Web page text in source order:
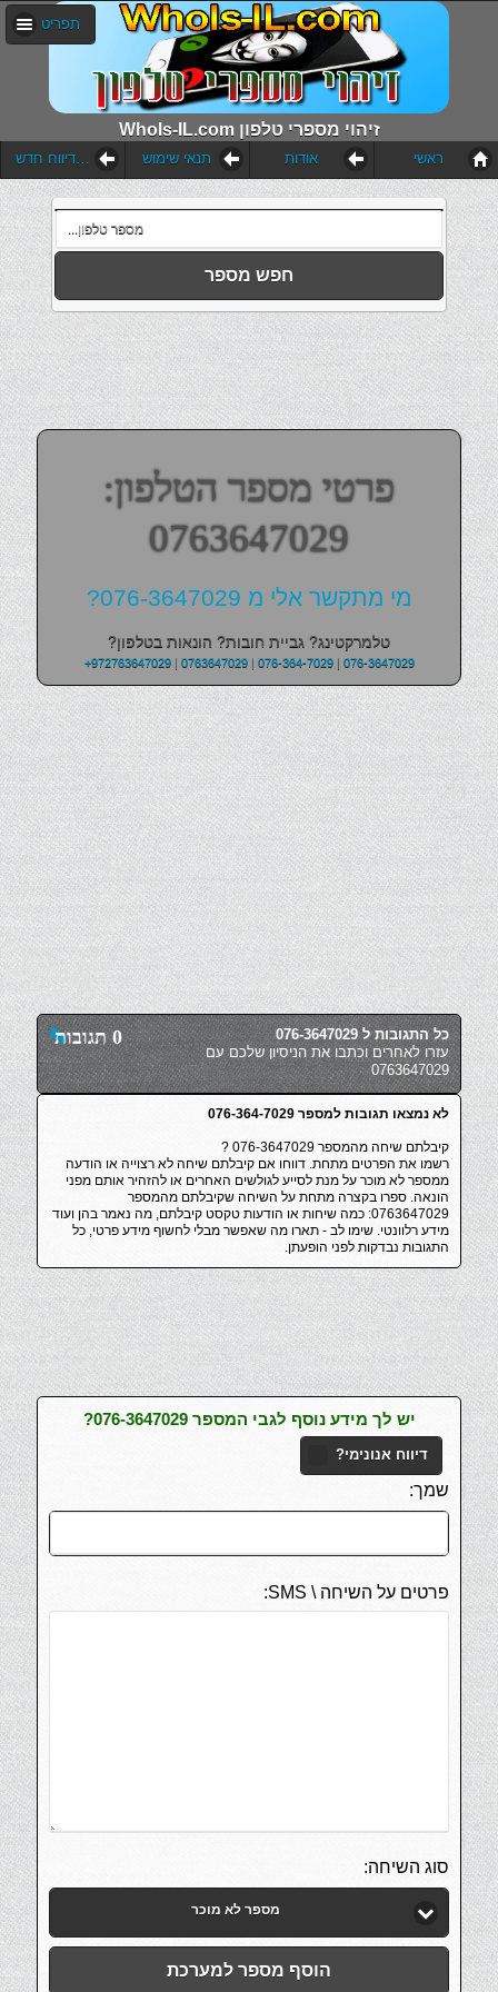
WhoIs-IL.com זיהוי מספרי טלפון
תפריט
הוסף דיווח חדש תנאי שימוש אודות ראשי
חפש מספר
פרטי מספר הטלפון:
0763647029
מי מתקשר אלי מ 076-3647029?
טלמרקטינג? גביית חובות? הונאות בטלפון?
+972763647029| 0763647029| 076-364-7029| 076-3647029
0 תגובות
כל התגובות ל 076-3647029
עזרו לאחרים וכתבו את הניסיון שלכם עם
0763647029
לא נמצאו תגובות למספר 076-364-7029
קיבלתם שיחה מהמספר 076-3647029 ?
רשמו את הפרטים מתחת. דווחו אם קיבלתם שיחה לא רצוייה או הודעה
ממספר לא מוכר על מנת לסייע לגולשים האחרים או להזהיר אותם מפני
הונאה. ספרו בקצרה מתחת על השיחה שקיבלתם מהמספר
0763647029: כמה שיחות או הודעות טקסט קיבלתם, מה נאמר בהן ועוד
מידע רלוונטי. שימו לב - תארו מה שאפשר מבלי לחשוף מידע פרטי, כל
התגובות נבדקות לפני הופעתן.
יש לך מידע נוסף לגבי המספר 076-3647029?
דיווח אנונימי?
שמך:
פרטים על השיחה \ SMS:
סוג השיחה:
מספר לא מוכר
הוסף מספר למערכת